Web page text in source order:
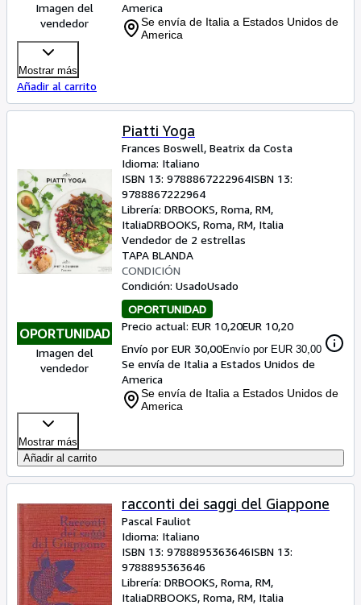
Imagen del
vendedor
America
Se envía de Italia a Estados Unidos de
America
Mostrar más
Añadir al carrito
OPORTUNIDAD
Imagen del
vendedor
Piatti Yoga
Frances Boswell, Beatrix da Costa
Idioma: Italiano
ISBN 13: 9788867222964ISBN 13:
9788867222964
Librería: DRBOOKS, Roma, RM,
ItaliaDRBOOKS, Roma, RM, Italia
Vendedor de 2 estrellas
TAPA BLANDA
CONDICIÓN
Condición: UsadoUsado
OPORTUNIDAD
Precio actual: EUR 10,20EUR 10,20
Envío por EUR 30,00Envío por EUR 30,00
Se envía de Italia a Estados Unidos de
America
Se envía de Italia a Estados Unidos de
America
Mostrar más
Añadir al carrito
racconti dei saggi del Giappone
Pascal Fauliot
Idioma: Italiano
ISBN 13: 9788895363646ISBN 13:
9788895363646
Librería: DRBOOKS, Roma, RM,
ItaliaDRBOOKS, Roma, RM, Italia